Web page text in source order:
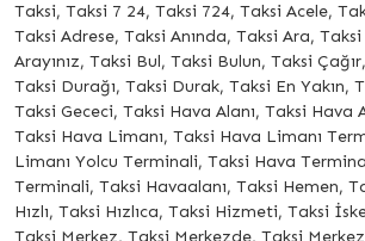
Taksi, Taksi 7 24, Taksi 724, Taksi Acele,
Taksi Adrese, Taksi Anında, Taksi Ara, Taksi
Arayınız, Taksi Bul, Taksi Bulun, Taksi
Taksi Durağı, Taksi Durak, Taksi En Yakın,
Taksi Gececi, Taksi Hava Alanı, Taksi Hava
Taksi Hava Limanı, Taksi Hava Limanı
Limanı Yolcu Terminali, Taksi Hava
Terminali, Taksi Havaalanı, Taksi Hemen,
Hızlı, Taksi Hızlıca, Taksi Hizmeti, Taksi
Taksi Merkez, Taksi Merkezde, Taksi